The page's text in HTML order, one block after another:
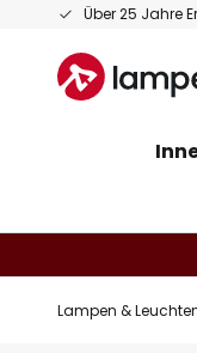
Über 25 Jahre
Zum
springen
Lampen &